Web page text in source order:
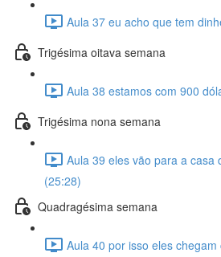
Aula 37 eu acho que tem
Trigésima oitava semana
Aula 38 estamos com 900
Trigésima nona semana
Aula 39 eles vão para a casa
(25:28)
Quadragésima semana
Aula 40 por isso eles